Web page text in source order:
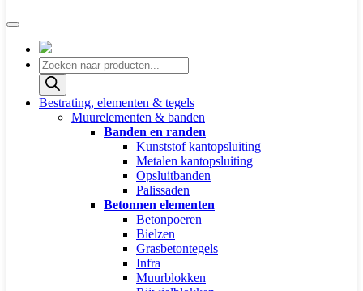
Producten
zoeken
Bestrating, elementen & tegels
Muurelementen & banden
Banden en randen
Kunststof kantopsluiting
Metalen kantopsluiting
Opsluitbanden
Palissaden
Betonnen elementen
Betonpoeren
Bielzen
Grasbetontegels
Infra
Muurblokken